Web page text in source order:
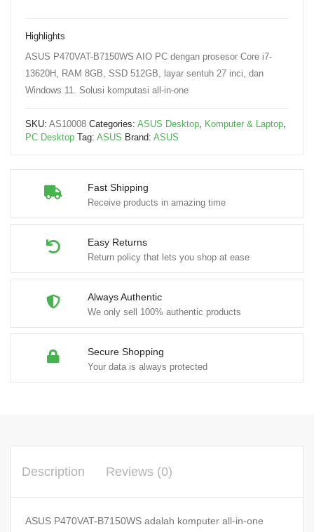
Fast Shipping
Receive products in amazing time
Easy Returns
Return policy that lets you shop at ease
Always Authentic
We only sell 100% authentic products
Secure Shopping
Your data is always protected
Highlights
ASUS P470VAT-B7150WS AIO PC dengan prosesor Core i7-
13620H, RAM 8GB, SSD 512GB, layar sentuh 27 inci, dan
Windows 11. Solusi komputasi all-in-one
SKU: AS10008 Categories: ASUS Desktop Komputer & Laptop
PC Desktop Tag: ASUS Brand: ASUS
Description Reviews (0)
ASUS P470VAT-B7150WS adalah komputer all-in-one